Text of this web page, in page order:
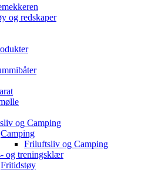
og redskaper
og Camping
Camping
Friluftsliv og Camping
og treningsklær
Fritidstøy